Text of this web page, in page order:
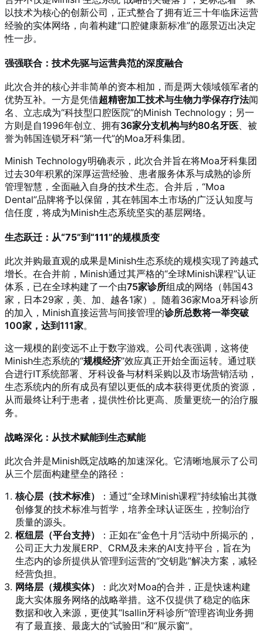
以技术为核心的创新公司，正式整合了拥有近三十年临床运营
经验的实体网络，向着构建“口腔健康新标准”的愿景迈出决定
性一步。
强强联合：技术先驱与运营典范的深度融合
此次合并的核心并非简单的资本相加，而是两大领域领军者的
优势互补。一方是凭借超精密加工技术与生物力学保存疗法闻
名、立志成为“科技型口腔医院”的Minish Technology；另一
方则是自1996年创立、拥有36家分支机构与约80名牙医 、被
誉为韩国连锁牙科“第一代”的Moa牙科集团。
Minish Technology明确表示，此次合并旨在将Moa牙科集团
过去30年积累的深厚运营经验、患者服务体系与成熟的诊所
管理智慧，全面融入自身的技术生态。合并后，“Moa
Dental”品牌将予以保留，其在韩国本土市场的广泛认知度与
信任度，将成为Minish生态系统坚实的基层网络。
生态跃迁：从“75”到“111”的规模质变
此次并购最直观的成果是Minish生态系统的规模实现了跨越式
增长。在合并前，Minish通过其严格的“全球Minish课程”认证
体系，已在全球构建了一个由75家诊所组成的网络（韩国43
家，日本29家，美、加、越各1家）。随着36家Moa牙科诊所
的加入，Minish直接运营与间接管理的诊所总数将一举突破
100家，达到111家。
这一规模的剧变远不止于数字游戏。公司代表强调，这将使
Minish生态系统的“规模经济”效应真正开始全面运转。通过联
合进行IT系统部署、牙科设备与材料采购以及市场营销活动，
生态系统内的所有成员有望以更低的成本获得更优质的资源，
从而最终让利于患者，提供性价比更高、质量更统一的治疗服
务。
战略深化：从技术赋能到生态赋能
此次合并是Minish既定战略的加速深化。它清晰地展示了公司
从三个层面构建壁垒的路径：
核心层（技术标准）
：通过“全球Minish课程”持续输出其微
创修复的技术标准与哲学，培养全球认证医生，控制治疗
质量的源头。
枢纽层（平台支持）
：正如在“金色十月”活动中所揭示的，
公司正大力发展ERP、CRM及未来的AI支持平台，旨在为
生态内的诊所提供从管理到运营的“交钥匙”解决方案，减轻
经营负担。
网络层（规模实体）
：此次对Moa的合并，正是快速构建
庞大实体服务网络的战略举措。这不仅提供了稳定的临床
数据和收入来源，更使其“Isallin牙科诊所”管理咨询业务拥
有了最直接、最庞大的“试验田”和“展示窗”。